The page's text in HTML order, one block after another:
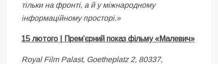
тільки на фронті, а й у міжнародному
інформаційному просторі.»
15 лютого | Прем’єрний показ фільму «Малевич»
Royal Film Palast, Goetheplatz 2, 80337,